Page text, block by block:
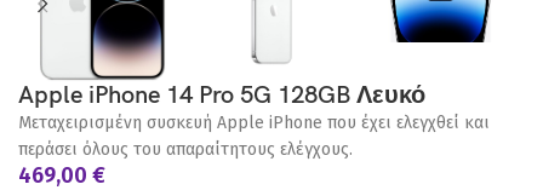
Apple iPhone 14 Pro 5G 128GB Λευκό
Μεταχειρισμένη συσκευή Apple iPhone που έχει ελεγχθεί και
περάσει όλους του απαραίτητους ελέγχους.
469,00 €